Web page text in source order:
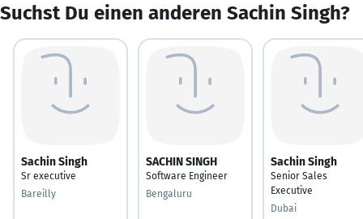
Suchst Du einen anderen Sachin Singh?
Sachin Singh
Sr executive
Bareilly
SACHIN SINGH
Software Engineer
Bengaluru
Sachin Singh
Senior Sales
Executive
Dubai